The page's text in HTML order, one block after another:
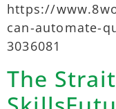
https://
can-automate-
3036081
The